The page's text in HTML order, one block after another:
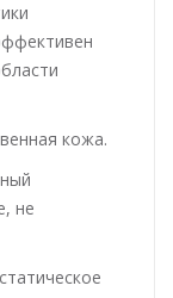
кожа.
не